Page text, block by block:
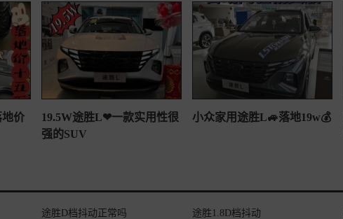
价
19.5W途胜L❤一款实用性很
强的SUV
小众家用途胜L🚙落地19w💰
途胜D档抖动正常吗 途胜1.8D档抖动